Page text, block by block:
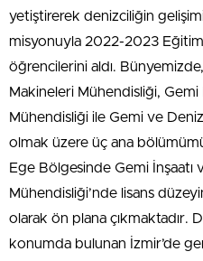
yetiştirerek denizciliğin
misyonuyla 2022-2023 Eğitim
öğrencilerini aldı.
Makineleri Mühendisliği,
Mühendisliği ile Gemi ve
olmak üzere üç ana
Ege Bölgesinde Gemi İnşaatı
Mühendisliği’nde lisans
olarak ön plana çıkmaktadır.
konumda bulunan İzmir’de